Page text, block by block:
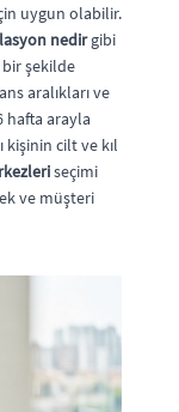
uygun olabilir.
nedirgibi
bir şekilde
aralıkları ve
hafta arayla
kişinin cilt ve kıl
seçimi
ve müşteri